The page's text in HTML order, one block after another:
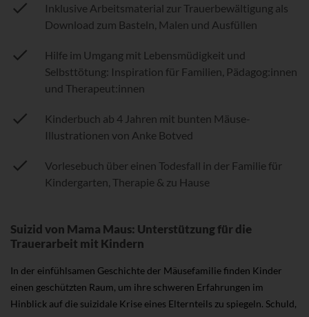
Inklusive Arbeitsmaterial zur Trauerbewältigung als
Download zum Basteln, Malen und Ausfüllen
Hilfe im Umgang mit Lebensmüdigkeit und
Selbsttötung: Inspiration für Familien, Pädagog:innen
und Therapeut:innen
Kinderbuch ab 4 Jahren mit bunten Mäuse-
Illustrationen von Anke Botved
Vorlesebuch über einen Todesfall in der Familie für
Kindergarten, Therapie & zu Hause
Suizid von Mama Maus: Unterstützung für die
Trauerarbeit mit Kindern
In der einfühlsamen Geschichte der Mäusefamilie finden Kinder
einen geschützten Raum, um ihre schweren Erfahrungen im
Hinblick auf die suizidale Krise eines Elternteils zu spiegeln. Schuld,